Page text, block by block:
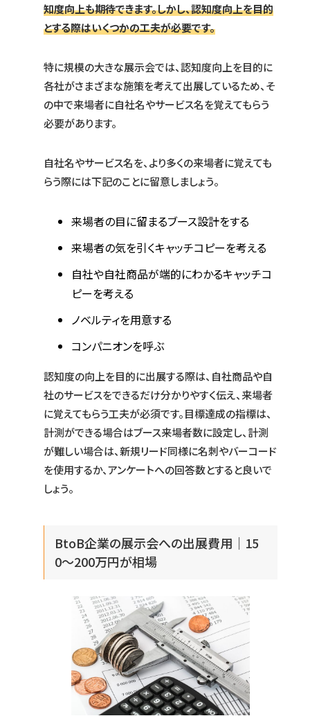
知度向上も期待できます。しかし、認知度向上を目的
とする際はいくつかの工夫が必要です。
特に規模の大きな展示会では、認知度向上を目的に
各社がさまざまな施策を考えて出展しているため、そ
の中で来場者に自社名やサービス名を覚えてもらう
必要があります。
自社名やサービス名を、より多くの来場者に覚えても
らう際には下記のことに留意しましょう。
来場者の目に留まるブース設計をする
来場者の気を引くキャッチコピーを考える
自社や自社商品が端的にわかるキャッチコ
ピーを考える
ノベルティを用意する
コンパニオンを呼ぶ
認知度の向上を目的に出展する際は、自社商品や自
社のサービスをできるだけ分かりやすく伝え、来場者
に覚えてもらう工夫が必須です。目標達成の指標は、
計測ができる場合はブース来場者数に設定し、計測
が難しい場合は、新規リード同様に名刺やバーコード
を使用するか、アンケートへの回答数とすると良いで
しょう。
BtoB企業の展示会への出展費用｜15
0〜200万円が相場